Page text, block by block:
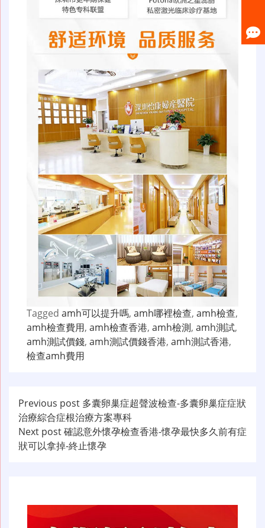
Tagged amh可以提升嗎, amh哪裡檢查, amh檢查,
amh檢查費用, amh檢查香港, amh檢測, amh測試,
amh測試價錢, amh測試價錢香港, amh測試香港,
檢查amh費用
文
章
导
Previous post 多囊卵巢症超聲波檢查-多囊卵巢症症狀
治療綜合症根治療方案專科
Next post確認意外懷孕檢查香港-懷孕最快多久前有症
狀可以拿掉-終止懷孕